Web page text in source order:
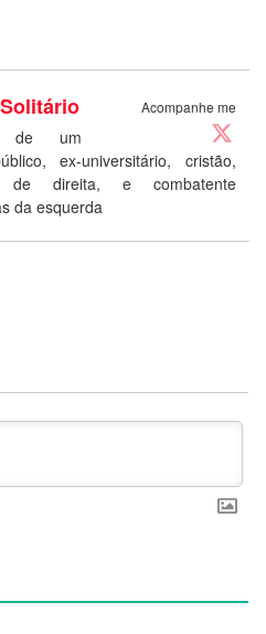
Acompanhe me
de um
ex-universitário, cristão,
de direita, e combatente
da esquerda